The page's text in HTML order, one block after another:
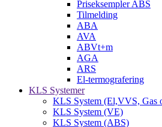
Priseksempler ABS
Tilmelding
ABA
AVA
ABVt+m
AGA
ARS
El-termografering
KLS Systemer
KLS System (El,VVS, Gas
KLS System (VE)
KLS System (ABS)